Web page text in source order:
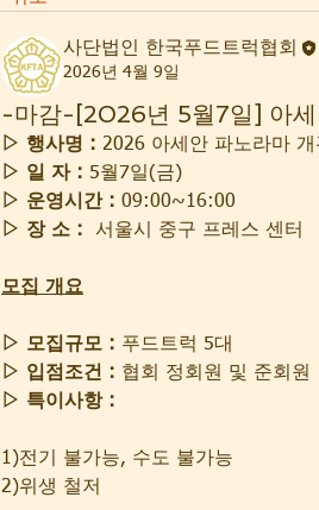
사단법인 한국푸드트럭협회
2026년 4월 9일
-마감-[2026년 5월7일] 아세
▷ 행사명 : 2026 아세안 파노라마 개
▷ 일 자 : 5월7일(금)
▷ 운영시간 : 09:00~16:00
▷ 장 소 : 서울시 중구 프레스 센터
모집 개요
▷ 모집규모 : 푸드트럭 5대
▷ 입점조건 : 협회 정회원 및 준회원
▷ 특이사항 :
1)전기 불가능, 수도 불가능
2)위생 철저